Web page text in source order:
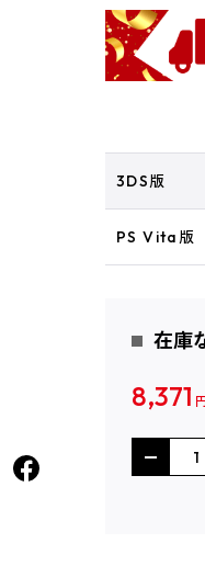
3DS版
PS Vita版
在庫
8,371